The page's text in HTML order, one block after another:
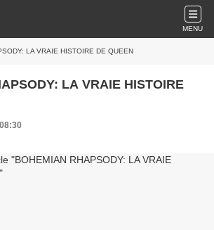
MENU
LA VRAIE HISTOIRE DE QUEEN
LA VRAIE HISTOIRE